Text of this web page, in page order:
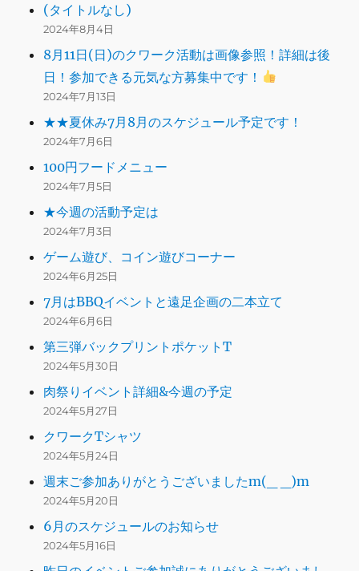
(タイトルなし)
2024年8月4日
8月11日(日)のクワーク活動は画像参照！詳細は後
日！参加できる元気な方募集中です！
2024年7月13日
★★夏休み7月8月のスケジュール予定です！
2024年7月6日
100円フードメニュー
2024年7月5日
★今週の活動予定は
2024年7月3日
ゲーム遊び、コイン遊びコーナー
2024年6月25日
7月はBBQイベントと遠足企画の二本立て
2024年6月6日
第三弾バックプリントポケットT
2024年5月30日
肉祭りイベント詳細&今週の予定
2024年5月27日
クワークTシャツ
2024年5月24日
週末ご参加ありがとうございましたm(_ _)m
2024年5月20日
6月のスケジュールのお知らせ
2024年5月16日